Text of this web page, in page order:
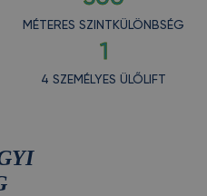
MÉTERES SZINTKÜLÖNBSÉG
1
4 SZEMÉLYES ÜLŐLIFT